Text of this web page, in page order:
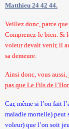
Matthieu 24 42 44.
Veillez donc, parce
Comprenez-le bien. Si
voleur devait venir, il
sa demeure.
Ainsi donc, vous aussi,
pas que Le Fils de
Car, même si l’on fait
maladie mortelle) peut
voleur) que l’on soit